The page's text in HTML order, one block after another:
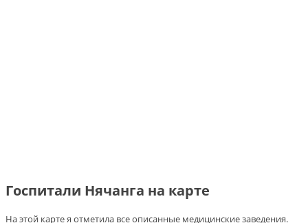
Госпитали Нячанга на карте
На этой карте я отметила все описанные медицинские заведения.